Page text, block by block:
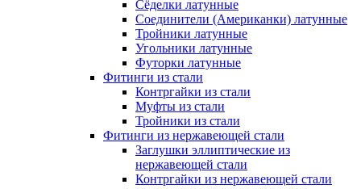
Сёделки латунные
Соединители (Американки) латунные
Тройники латунные
Угольники латунные
Футорки латунные
Фитинги из стали
Контргайки из стали
Муфты из стали
Тройники из стали
Фитинги из нержавеющей стали
Заглушки эллиптические из
нержавеющей стали
Контргайки из нержавеющей стали